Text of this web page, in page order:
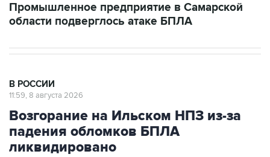
Промышленное предприятие в Самарской
области подверглось атаке БПЛА
В РОССИИ
11:59, 8 августа 2026
Возгорание на Ильском НПЗ из-за
падения обломков БПЛА
ликвидировано